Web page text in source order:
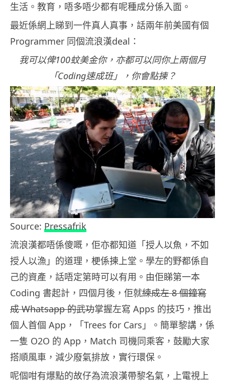
生活。教育，唔多唔少都有呢種成分係入面。
最近係網上睇到一件真人真事，話兩年前美國有個
Programmer 同個流浪漢deal：
我可以俾100蚊美金你，亦都可以同你上兩個月
「Coding速成班」，你會點揀？
Source: Pressafrik
流浪漢都唔係傻嘅，佢亦都知道「授人以魚，不如
授人以漁」的道理，梗係揀上堂。學左的野都係自
己的資產，話唔定第時可以有用。由佢睇第一本
Coding 書起計，四個月後，佢就練成左 8 個鐘寫
成 Whatsapp 的武功掌握左寫 Apps 的技巧，推出
個人首個 App，「Trees for Cars」。簡單黎講，係
一隻 O2O 的 App，Match 司機同乘客，鼓勵大家
搭順風車，減少廢氣排放，實行環保。
呢個咁有爆點的故仔為流浪漢帶黎名氣，上電視上